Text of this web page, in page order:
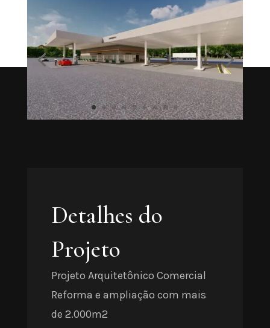
Detalhes do
Projeto
Projeto Arquitetônico Comercial
Reforma e ampliação com mais
de 2.000m2